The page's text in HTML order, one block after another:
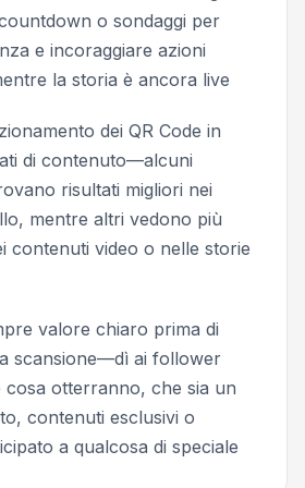
o sondaggi per
e incoraggiare azioni
la storia è ancora live
dei QR Code in
di contenuto—alcuni
risultati migliori nei
mentre altri vedono più
contenuti video o nelle storie
valore chiaro prima di
scansione—dì ai follower
cosa otterranno, che sia un
contenuti esclusivi o
a qualcosa di speciale